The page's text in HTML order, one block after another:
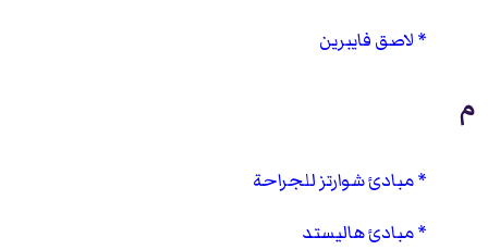
لاصق فايبرين
م
مبادئ شوارتز للجراحة
مبادئ هاليستد